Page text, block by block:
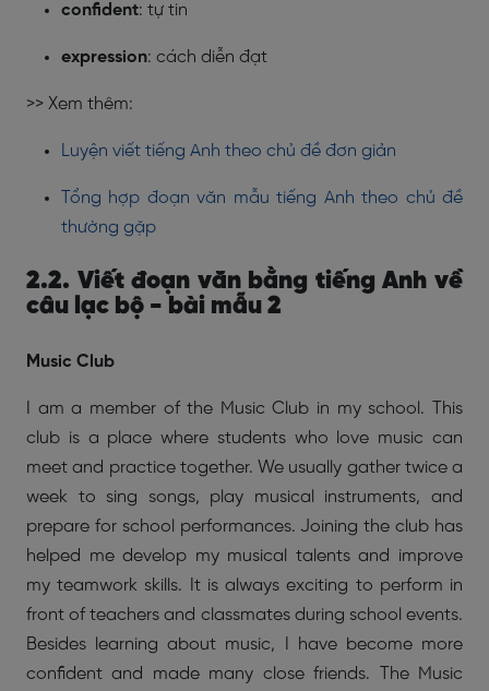
confident: tự tin
expression: cách diễn đạt
>> Xem thêm:
Luyện viết tiếng Anh theo chủ đề đơn giản
Tổng hợp đoạn văn mẫu tiếng Anh theo chủ đề
thường gặp
2.2. Viết đoạn văn bằng tiếng Anh về
câu lạc bộ - bài mẫu 2
Music Club
I am a member of the Music Club in my school. This
club is a place where students who love music can
meet and practice together. We usually gather twice a
week to sing songs, play musical instruments, and
prepare for school performances. Joining the club has
helped me develop my musical talents and improve
my teamwork skills. It is always exciting to perform in
front of teachers and classmates during school events.
Besides learning about music, I have become more
confident and made many close friends. The Music